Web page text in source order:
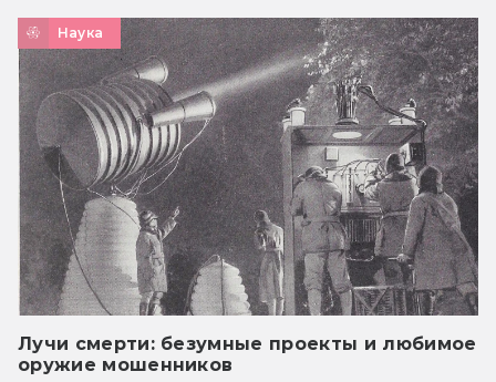
Наука
Лучи смерти: безумные проекты и любимое
оружие мошенников